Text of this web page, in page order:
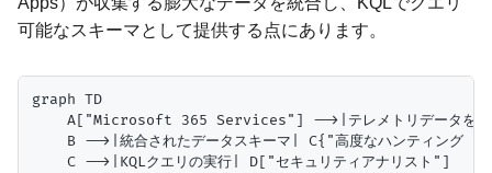
可能なスキーマとして提供する点にあります。
graph TD
A["Microsoft 365 Services"] -->|テレメトリデータ
B -->|統合されたデータスキーマ| C{"高度なハンティング
    C -->|KQLクエリの実行| D["セキュリティアナリスト"]